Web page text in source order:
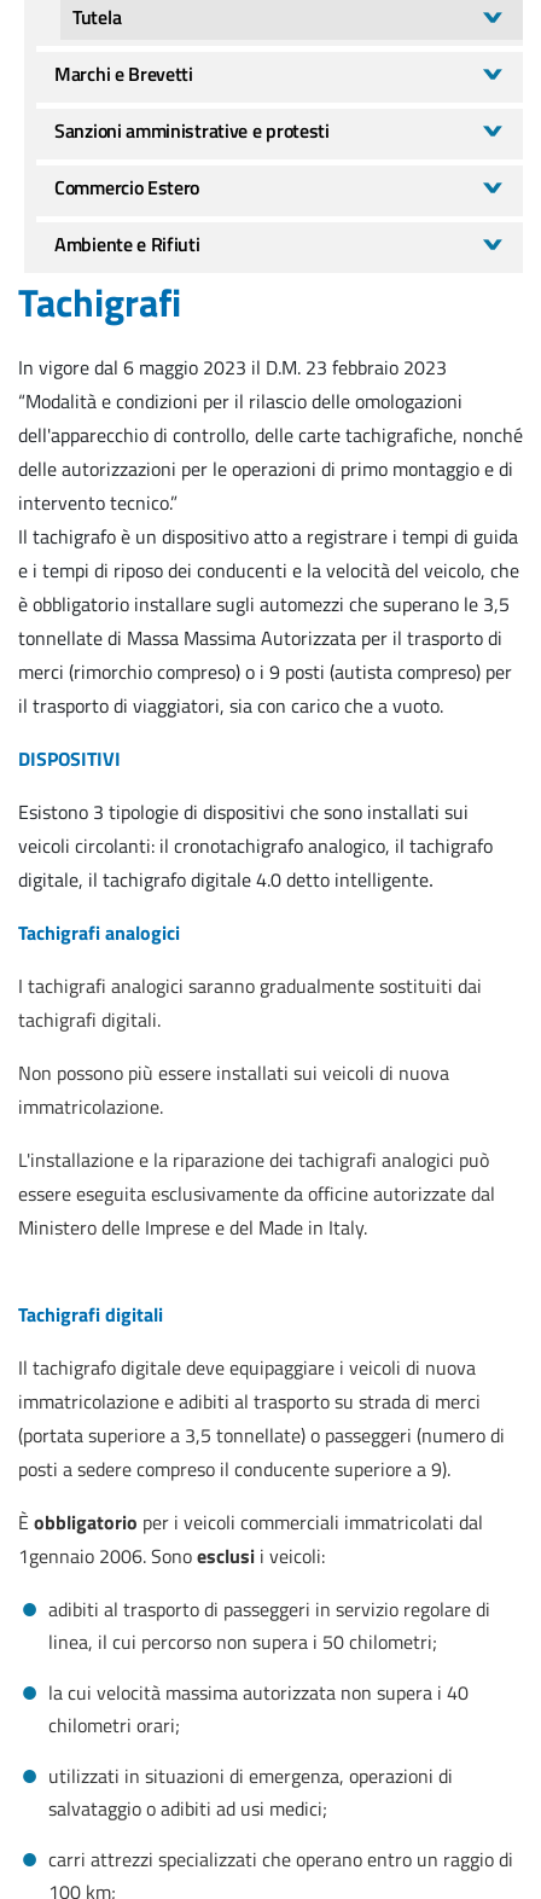
Tachigrafi
In vigore dal 6 maggio 2023 il D.M. 23 febbraio 2023
“Modalità e condizioni per il rilascio delle omologazioni
dell'apparecchio di controllo, delle carte tachigrafiche, nonché
delle autorizzazioni per le operazioni di primo montaggio e di
intervento tecnico.”
Il tachigrafo è un dispositivo atto a registrare i tempi di guida
e i tempi di riposo dei conducenti e la velocità del veicolo, che
è obbligatorio installare sugli automezzi che superano le 3,5
tonnellate di Massa Massima Autorizzata per il trasporto di
merci (rimorchio compreso) o i 9 posti (autista compreso) per
il trasporto di viaggiatori, sia con carico che a vuoto.
DISPOSITIVI
Esistono 3 tipologie di dispositivi che sono installati sui
veicoli circolanti: il cronotachigrafo analogico, il tachigrafo
digitale, il tachigrafo digitale 4.0 detto intelligente.
Tachigrafi analogici
I tachigrafi analogici saranno gradualmente sostituiti dai
tachigrafi digitali.
Non possono più essere installati sui veicoli di nuova
immatricolazione.
L'installazione e la riparazione dei tachigrafi analogici può
essere eseguita esclusivamente da officine autorizzate dal
Ministero delle Imprese e del Made in Italy.
Tachigrafi digitali
Il tachigrafo digitale deve equipaggiare i veicoli di nuova
immatricolazione e adibiti al trasporto su strada di merci
(portata superiore a 3,5 tonnellate) o passeggeri (numero di
posti a sedere compreso il conducente superiore a 9).
È obbligatorio per i veicoli commerciali immatricolati dal
1gennaio 2006. Sonoesclusi i veicoli:
adibiti al trasporto di passeggeri in servizio regolare di
linea, il cui percorso non supera i 50 chilometri;
la cui velocità massima autorizzata non supera i 40
chilometri orari;
utilizzati in situazioni di emergenza, operazioni di
salvataggio o adibiti ad usi medici;
carri attrezzi specializzati che operano entro un raggio di
100 km;
Tutela
Marchi e Brevetti
Sanzioni amministrative e protesti
Commercio Estero
Ambiente e Rifiuti